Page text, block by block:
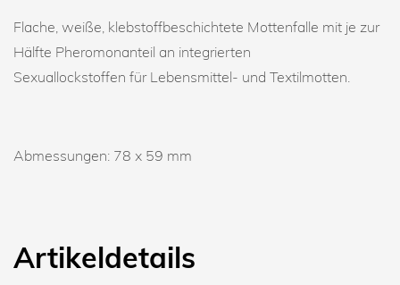
Flache, weiße, klebstoffbeschichtete Mottenfalle mit je zur
Hälfte Pheromonanteil an integrierten
Sexuallockstoffen für Lebensmittel- und Textilmotten.
Abmessungen: 78 x 59 mm
Artikeldetails